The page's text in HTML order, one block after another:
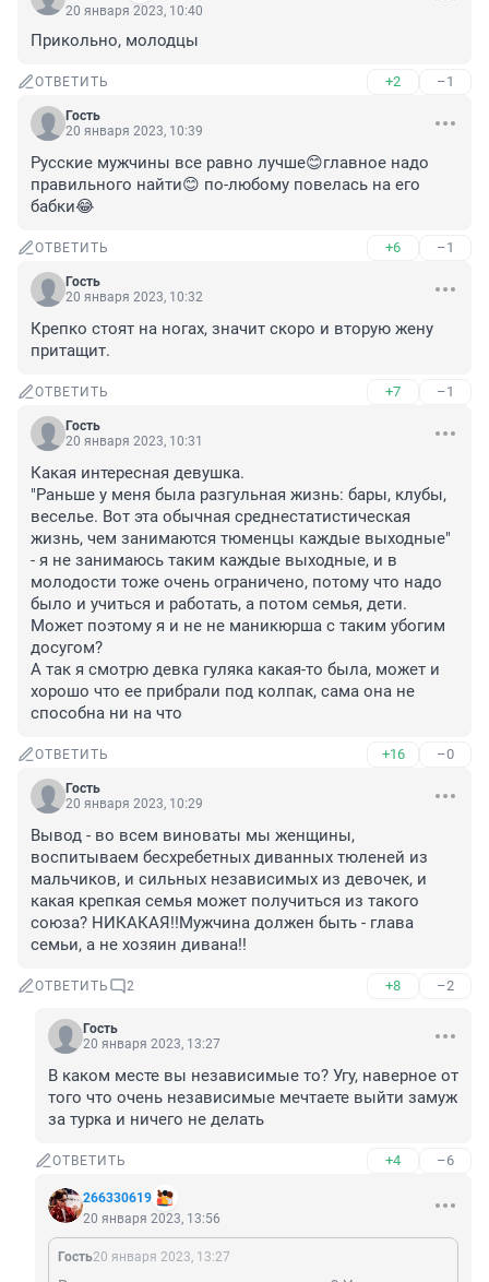
20 января 2023, 10:40
Прикольно, молодцы
ОТВЕТИТЬ +2 –1
Гость
20 января 2023, 10:39
Русские мужчины все равно лучше😊главное надо
правильного найти😊 по-любому повелась на его
бабки😂
ОТВЕТИТЬ +6 –1
Гость
20 января 2023, 10:32
Крепко стоят на ногах, значит скоро и вторую жену
притащит.
ОТВЕТИТЬ +7 –1
Гость
20 января 2023, 10:31
Какая интересная девушка.
"Раньше у меня была разгульная жизнь: бары, клубы,
веселье. Вот эта обычная среднестатистическая
жизнь, чем занимаются тюменцы каждые выходные"
- я не занимаюсь таким каждые выходные, и в
молодости тоже очень ограничено, потому что надо
было и учиться и работать, а потом семья, дети.
Может поэтому я и не не маникюрша с таким убогим
досугом?
А так я смотрю девка гуляка какая-то была, может и
хорошо что ее прибрали под колпак, сама она не
способна ни на что
ОТВЕТИТЬ +16 –0
Гость
20 января 2023, 10:29
Вывод - во всем виноваты мы женщины,
воспитываем бесхребетных диванных тюленей из
мальчиков, и сильных независимых из девочек, и
какая крепкая семья может получиться из такого
союза? НИКАКАЯ!!Мужчина должен быть - глава
семьи, а не хозяин дивана!!
ОТВЕТИТЬ 2 +8 –2
Гость
20 января 2023, 13:27
В каком месте вы независимые то? Угу, наверное от
того что очень независимые мечтаете выйти замуж
за турка и ничего не делать
ОТВЕТИТЬ +4 –6
266330619
20 января 2023, 13:56
Гость20 января 2023, 13:27